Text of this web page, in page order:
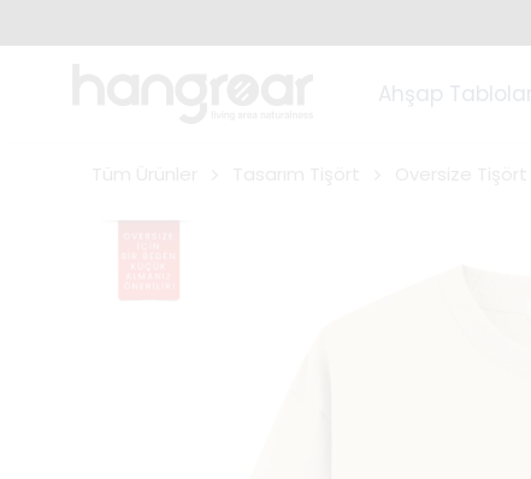
Ahşap Tablolar